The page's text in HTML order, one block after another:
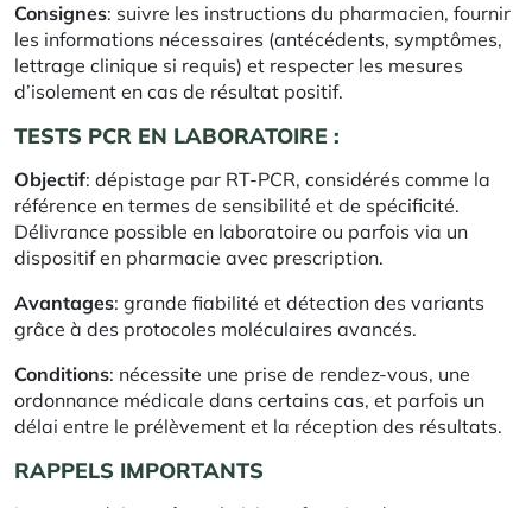
Consignes: suivre les instructions du pharmacien, fournir
les informations nécessaires (antécédents, symptômes,
lettrage clinique si requis) et respecter les mesures
d’isolement en cas de résultat positif.
TESTS PCR EN LABORATOIRE :
Objectif: dépistage par RT-PCR, considérés comme la
référence en termes de sensibilité et de spécificité.
Délivrance possible en laboratoire ou parfois via un
dispositif en pharmacie avec prescription.
Avantages: grande fiabilité et détection des variants
grâce à des protocoles moléculaires avancés.
Conditions: nécessite une prise de rendez-vous, une
ordonnance médicale dans certains cas, et parfois un
délai entre le prélèvement et la réception des résultats.
RAPPELS IMPORTANTS